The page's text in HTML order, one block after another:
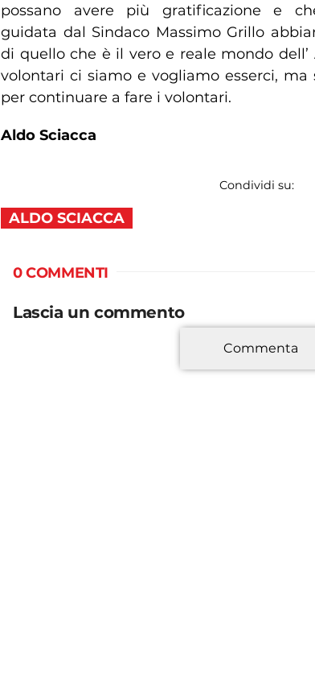
possano avere più gratificazione e
guidata dal Sindaco Massimo Grillo
di quello che è il vero e reale mondo dell’
volontari ci siamo e vogliamo esserci,
per continuare a fare i volontari.
Aldo Sciacca
Condividi su:
ALDO SCIACCA
0 COMMENTI
Lascia un commento
Commenta